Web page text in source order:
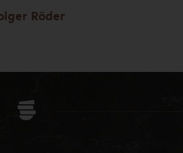
Röder